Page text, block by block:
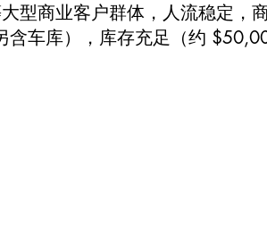
型商业客户群体，人流稳定，
车库），库存充足（约